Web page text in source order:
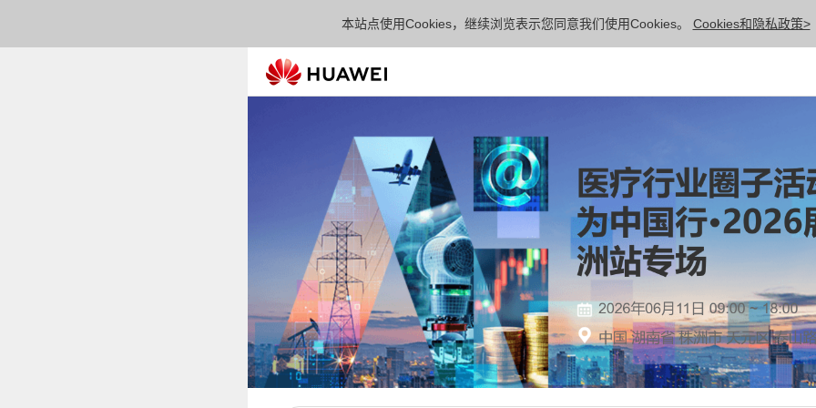
本站点使用Cookies，继续浏览表示您同意我们使用Cookies。 Cookies和隐私政策>